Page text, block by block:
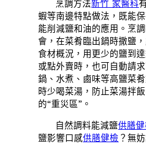
烹調方法新竹 家醫科
蝦等南邊特點做法，既能
能削減鹽和油的應用。烹
會，在菜肴臨出鍋時撒鹽
食材概況，用更少的鹽到
或點外賣時，也可自動請
鍋、水煮、鹵味等高鹽菜
時少喝菜湯，防止菜湯拌
的“重災區”。
自然調料能減鹽供膳
鹽影響口感供膳健檢 ？無